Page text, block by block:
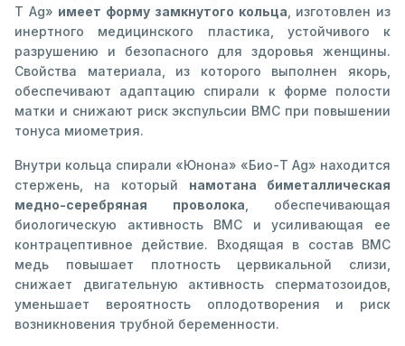
Т Ag» имеет форму замкнутого кольца , изготовлен из
инертного медицинского пластика, устойчивого к
разрушению и безопасного для здоровья женщины.
Свойства материала, из которого выполнен якорь,
обеспечивают адаптацию спирали к форме полости
матки и снижают риск экспульсии ВМС при повышении
тонуса миометрия.
Внутри кольца спирали «Юнона» «Био-Т Ag» находится
стержень, на который намотана биметаллическая
медно-серебряная проволока , обеспечивающая
биологическую активность ВМС и усиливающая ее
контрацептивное действие. Входящая в состав ВМС
медь повышает плотность цервикальной слизи,
снижает двигательную активность сперматозоидов,
уменьшает вероятность оплодотворения и риск
возникновения трубной беременности.